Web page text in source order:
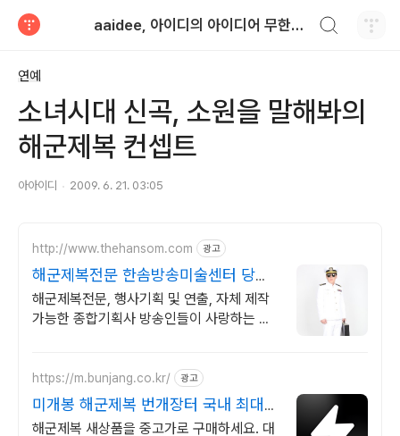
aaidee, 아이디의 아이디어 무한도전
연예
소녀시대 신곡, 소원을 말해봐의
해군제복 컨셉트
아아이디 2009. 6. 21. 03:05
http://www.thehansom.com 광고
해군제복전문 한솜방송미술센터 당일
배송 및 수령가능!
해군제복전문, 행사기획 및 연출, 자체 제작
가능한 종합기획사 방송인들이 사랑하는 의
https://m.bunjang.co.kr/ 광고
미개봉 해군제복 번개장터 국내 최대
브랜드 중고거래
해군제복 새상품을 중고가로 구매하세요. 대